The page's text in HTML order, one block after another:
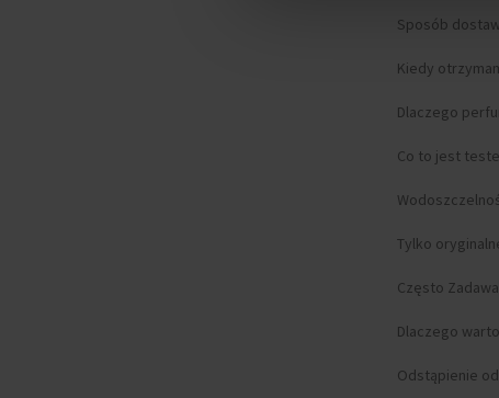
Sposób
Kiedy
Dlaczego
Co to jest
Tylko
Często
Dlaczego
Odstąpienie